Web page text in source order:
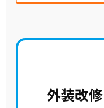
外装改